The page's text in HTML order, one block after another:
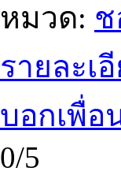
หมวด: ช
รายละเ
บอกเพื่อ
0/5